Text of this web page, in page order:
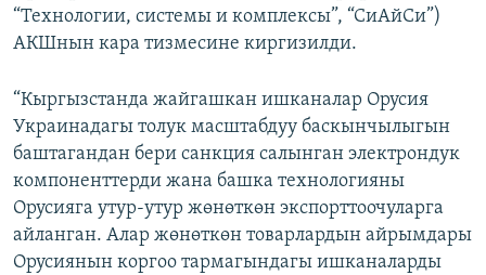
“Технологии, системы и комплексы”, “СиАйСи”)
АКШнын кара тизмесине киргизилди.
“Кыргызстанда жайгашкан ишканалар Орусия
Украинадагы толук масштабдуу баскынчылыгын
баштагандан бери санкция салынган электрондук
компоненттерди жана башка технологияны
Орусияга утур-утур жөнөткөн экспорттоочуларга
айланган. Алар жөнөткөн товарлардын айрымдары
Орусиянын коргоо тармагындагы ишканаларды